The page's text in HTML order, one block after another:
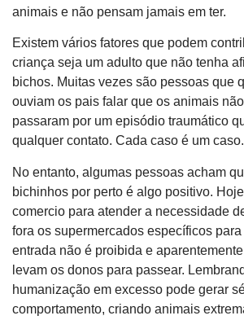
animais e não pensam jamais em ter.
Existem vários fatores que podem
criança seja um adulto que não tenha
bichos. Muitas vezes são pessoas que
ouviam os pais falar que os animais
passaram por um episódio traumático
qualquer contato. Cada caso é um caso.
No entanto, algumas pessoas acham
bichinhos por perto é algo positivo.
comercio para atender a necessidade
fora os supermercados específicos
entrada não é proibida e
levam os donos para passear.
humanização em excesso pode gerar
comportamento, criando animais